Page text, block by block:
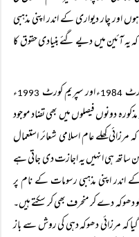
اور چار دیواری کے اندر اپنی مذہبی
آئین میں دیے گئے بنیادی حقوق کا
ء اور سپریم کورٹ
ء
دونوں فیصلوں میں بھی تضاد موجود
مرزائی کھلے عام اسلامی شعائر استعمال
ساتھ ہی انہیں یہ اجازت دی جاتی ہے
اندر اپنی مذہبی رسومات کے نام پر
دھوکہ دے کر منحرف بھی کر سکتے ہیں۔
کہ مرزائی دھوکہ دہی کی روش سے باز